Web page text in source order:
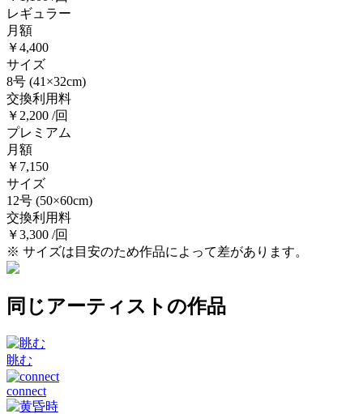
レギュラー
月額
￥4,400
サイズ
8号 (41×32cm)
交換利用料
￥2,200 /回
プレミアム
月額
￥7,150
サイズ
12号 (50×60cm)
交換利用料
￥3,300 /回
※ サイズは目安のため作品によって差があります。
同じアーティストの作品
眺む
connect